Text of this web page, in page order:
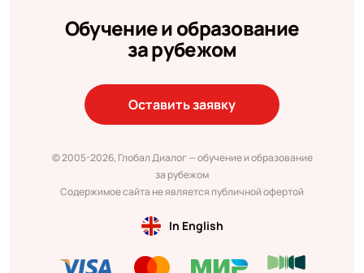
Обучение и образование
за рубежом
Оставить заявку
© 2005-2026, Глобал Диалог — обучение и образование
за рубежом
Содержимое сайта не является публичной офертой
In English